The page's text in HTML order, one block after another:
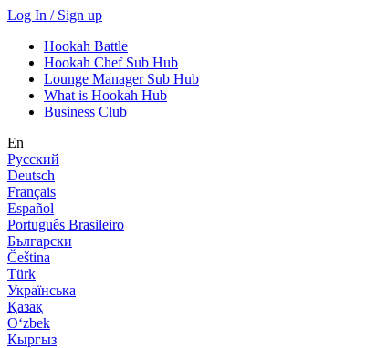
Log In / Sign up
Hookah Battle
Hookah Chef Sub Hub
Lounge Manager Sub Hub
What is Hookah Hub
Business Club
En
Русский
Deutsch
Français
Español
Português Brasileiro
Български
Čeština
Türk
Українська
Қазақ
Оʻzbek
Кыргыз